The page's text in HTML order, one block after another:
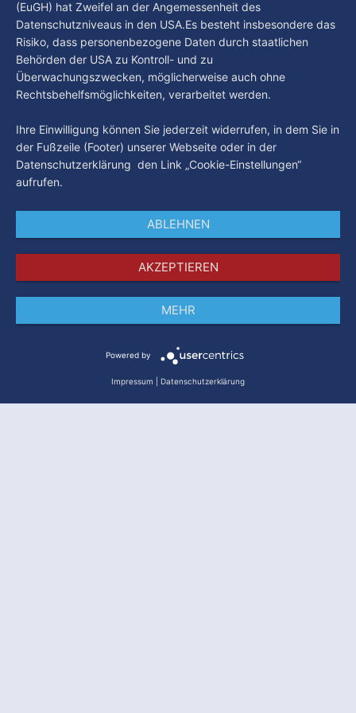
Datenschutz
(EuGH) hat Zweifel an der Angemessenheit des
Datenschutzniveaus in den USA.Es besteht insbesondere das
Risiko, dass personenbezogene Daten durch staatlichen
Behörden der USA zu Kontroll- und zu
Überwachungszwecken, möglicherweise auch ohne
Rechtsbehelfsmöglichkeiten, verarbeitet werden.
Ihre Einwilligung können Sie jederzeit widerrufen, in dem Sie in
der Fußzeile (Footer) unserer Webseite oder in der
Datenschutzerklärung den Link „Cookie-Einstellungen“
aufrufen.
ABLEHNEN
AKZEPTIEREN
MEHR
Powered by
Impressum Datenschutzerklärung